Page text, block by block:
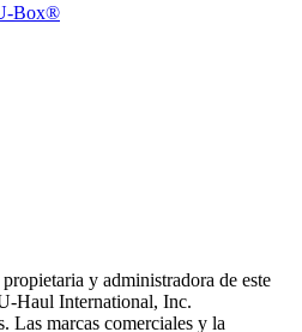
Box®
y administradora de este
Haul International, Inc.
Las marcas comerciales y la